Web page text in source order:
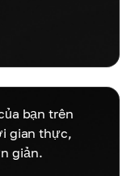
bạn trên
gian thực,
giản.